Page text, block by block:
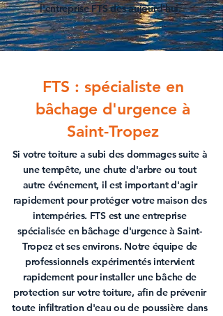
l'entreprise FTS dès aujourd'hui.
FTS : spécialiste en
bâchage d'urgence à
Saint-Tropez
Si votre toiture a subi des dommages suite à
une tempête, une chute d'arbre ou tout
autre événement, il est important d'agir
rapidement pour protéger votre maison des
intempéries. FTS est une entreprise
spécialisée en bâchage d'urgence à Saint-
Tropezet ses environs. Notre équipe de
professionnels expérimentés intervient
rapidement pour installer une bâche de
protection sur votre toiture, afin de prévenir
toute infiltration d'eau ou de poussière dans